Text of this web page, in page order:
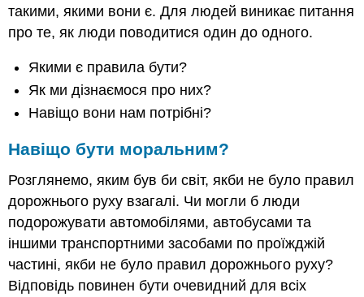
такими, якими вони є. Для людей виникає питання
про те, як люди поводитися один до одного.
Якими є правила бути?
Як ми дізнаємося про них?
Навіщо вони нам потрібні?
Навіщо бути моральним?
Розглянемо, яким був би світ, якби не було правил
дорожнього руху взагалі. Чи могли б люди
подорожувати автомобілями, автобусами та
іншими транспортними засобами по проїжджій
частині, якби не було правил дорожнього руху?
Відповідь повинен бути очевидний для всіх